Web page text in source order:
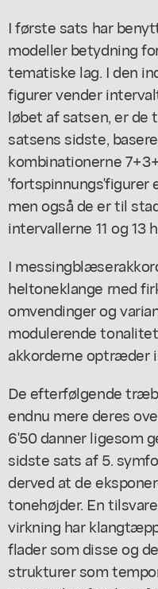
I første sats har
modeller betydning
tematiske lag. I den
figurer vender
løbet af satsen, er de
satsens sidste,
kombinationerne
'fortspinnungs'figurer
men også de er til
intervallerne 11 og 13
I
heltoneklange rned
omvendinger og
modulerende
akkorderne optræder
De efterfølgende
endnu mere deres
6'50 danner ligesom
sidste sats af 5.
derved at de
tonehøjder. En
virkning har
flader som disse og
strukturer som